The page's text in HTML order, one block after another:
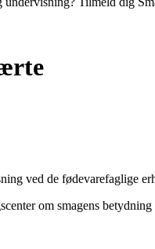
ved de fødevarefaglige
om smagens